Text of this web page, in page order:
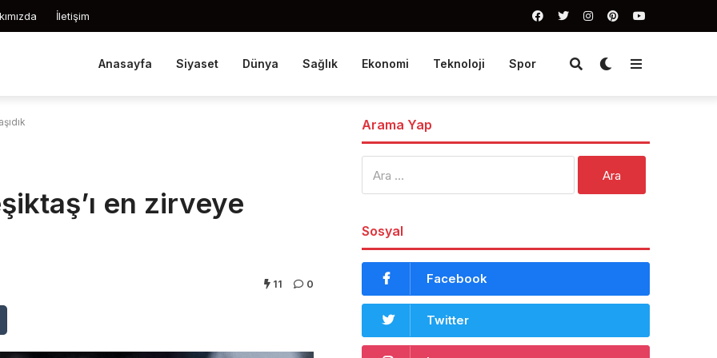
İletişim
Anasayfa Siyaset Dünya Sağlık Ekonomi Teknoloji Spor
en zirveye
11 0
Arama Yap
Sosyal
Facebook
Twitter